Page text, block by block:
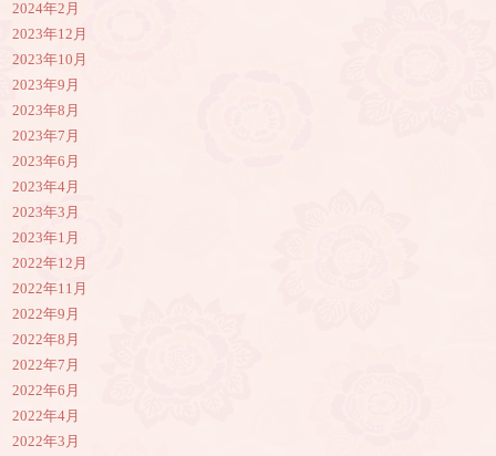
2024年2月
2023年12月
2023年10月
2023年9月
2023年8月
2023年7月
2023年6月
2023年4月
2023年3月
2023年1月
2022年12月
2022年11月
2022年9月
2022年8月
2022年7月
2022年6月
2022年4月
2022年3月